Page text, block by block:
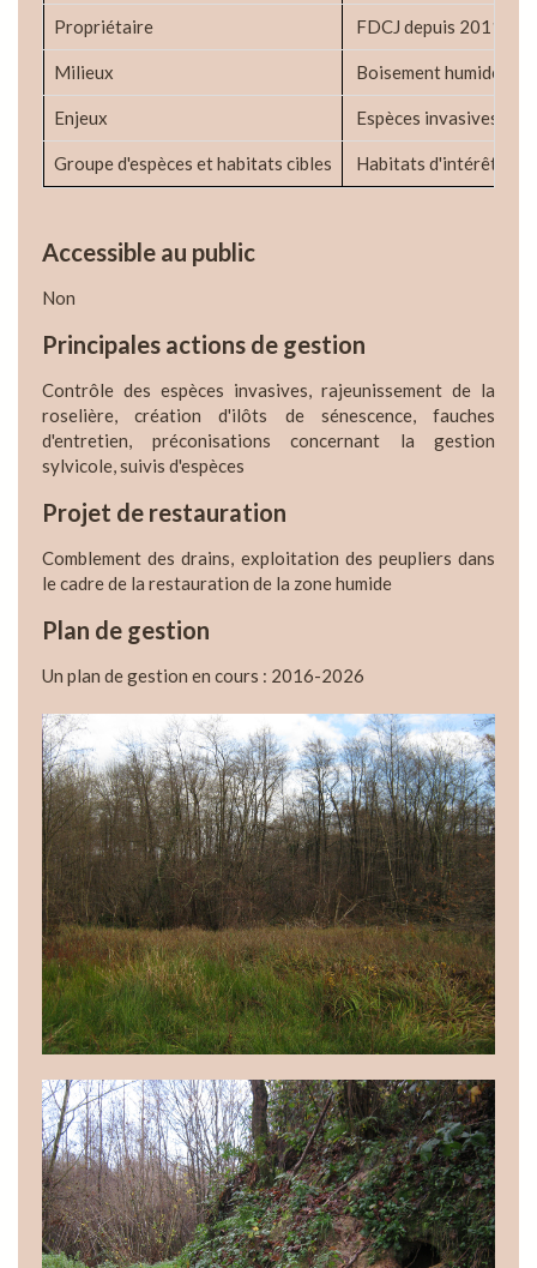
Propriétaire FDCJ depuis 2011
Milieux Boisement humide de
Enjeux Espèces invasives,
Groupe d'espèces et habitats cibles Habitats d'intérêt
Accessible au public
Non
Principales actions de gestion
Contrôle des espèces invasives, rajeunissement de la
roselière, création d'ilôts de sénescence, fauches
d'entretien, préconisations concernant la gestion
sylvicole, suivis d'espèces
Projet de restauration
Comblement des drains, exploitation des peupliers dans
le cadre de la restauration de la zone humide
Plan de gestion
Un plan de gestion en cours : 2016-2026